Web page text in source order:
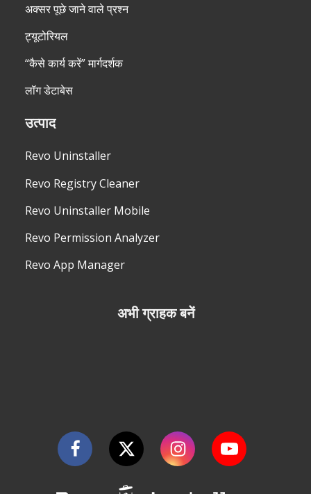
अक्सर पूछे जाने वाले प्रश्न
ट्यूटोरियल
“कैसे कार्य करें” मार्गदर्शक
लॉग डेटाबेस
उत्पाद
Revo Uninstaller
Revo Registry Cleaner
Revo Uninstaller Mobile
Revo Permission Analyzer
Revo App Manager
अभी ग्राहक बनें